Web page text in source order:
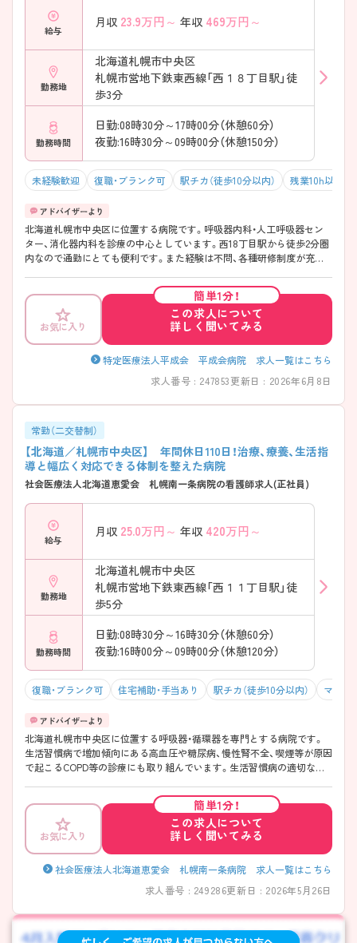
給与
月収 23.9万円～ 年収 469万円～
勤務地
北海道札幌市中央区
札幌市営地下鉄東西線「西１８丁目駅」徒
歩3分
勤務時間
日勤:08時30分～17時00分（休憩60分）
夜勤:16時30分～09時00分（休憩150分）
未経験歓迎 復職・ブランク可 駅チカ（徒歩10分以内） 残業10h以下（
北海道札幌市中央区に位置する病院です。呼吸器内科・人工呼吸器セン
ター、消化器内科を診療の中心としています。西18丁目駅から徒歩2分圏
内なので通勤にとても便利です。また経験は不問、各種研修制度が充実
は、面接対策ポイントなど、さらに詳細をお話しいたしますのでお気軽に
ご相談ください。
お気に入り
簡単1分！
この求人について
詳しく聞いてみる
特定医療法人平成会 平成会病院 求人一覧はこちら
求人番号 : 247853更新日 : 2026年6月8日
常勤（二交替制）
【北海道／札幌市中央区】 年間休日110日！治療、療養、生活指
導と幅広く対応できる体制を整えた病院
社会医療法人北海道恵愛会 札幌南一条病院の看護師求人(正社員)
給与
月収 25.0万円～ 年収 420万円～
勤務地
北海道札幌市中央区
札幌市営地下鉄東西線「西１１丁目駅」徒
歩5分
勤務時間
日勤:08時30分～16時30分（休憩60分）
夜勤:16時00分～09時00分（休憩120分）
復職・ブランク可 住宅補助・手当あり 駅チカ（徒歩10分以内） マイカ
北海道札幌市中央区に位置する呼吸器・循環器を専門とする病院です。
生活習慣病で増加傾向にある高血圧や糖尿病、慢性腎不全、喫煙等が原因
で起こるCOPD等の診療にも取り組んでいます。生活習慣病の適切な管
立地は駅から徒歩5分と近く、通勤にとても便利です。 ご興味ある方に
は、面接対策ポイントなど、さらに詳細をお話しいたしますのでお気軽に
ご相談ください。
お気に入り
簡単1分！
この求人について
詳しく聞いてみる
社会医療法人北海道恵愛会 札幌南一条病院 求人一覧はこちら
求人番号 : 249286更新日 : 2026年5月26日